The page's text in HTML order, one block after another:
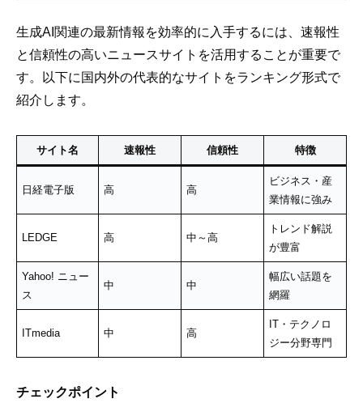
生成AI関連の最新情報を効率的に入手するには、速報性
と信頼性の高いニュースサイトを活用することが重要で
す。以下に国内外の代表的なサイトをランキング形式で
紹介します。
サイト名 速報性 信頼性 特徴
日経電子版 高 高
ビジネス・産
業情報に強み
LEDGE 高 中～高
トレンド解説
が豊富
Yahoo! ニュー
ス
中 中
幅広い話題を
網羅
ITmedia 中 高
IT・テクノロ
ジー分野専門
チェックポイント